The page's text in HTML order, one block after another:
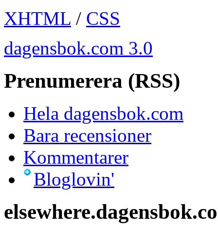
XHTML / CSS
dagensbok.com 3.0
Prenumerera (RSS)
Hela dagensbok.com
Bara recensioner
Kommentarer
Bloglovin'